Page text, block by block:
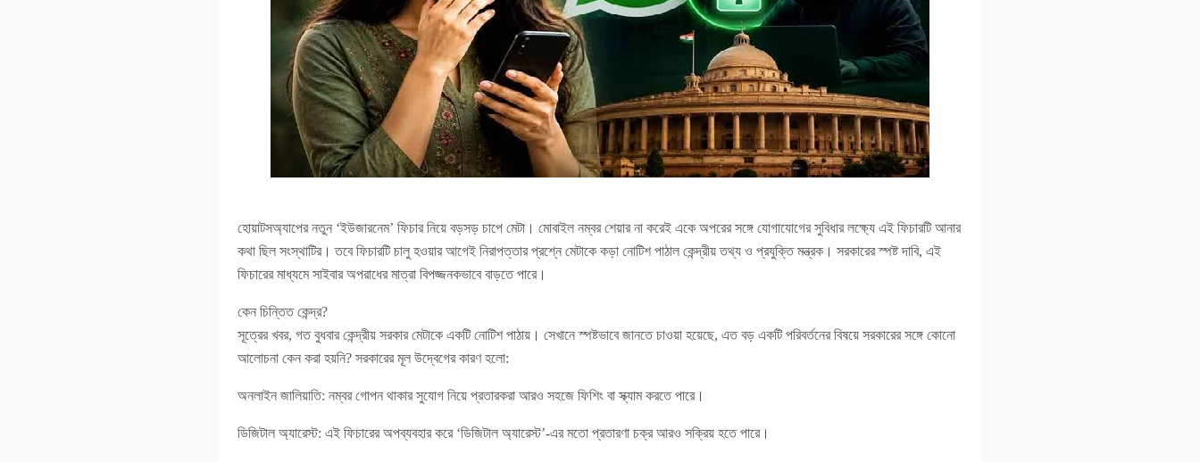
হোয়াটসঅ্যাপের নতুন ‘ইউজারনেম’ ফিচার নিয়ে বড়সড় চাপে মেটা। মোবাইল নম্বর শেয়ার না করেই একে অপরের সঙ্গে যোগাযোগের সুবিধার লক্ষ্যে এই ফিচারটি আনার
কথা ছিল সংস্থাটির। তবে ফিচারটি চালু হওয়ার আগেই নিরাপত্তার প্রশ্নে মেটাকে কড়া নোটিশ পাঠাল কেন্দ্রীয় তথ্য ও প্রযুক্তি মন্ত্রক। সরকারের স্পষ্ট দাবি, এই
ফিচারের মাধ্যমে সাইবার অপরাধের মাত্রা বিপজ্জনকভাবে বাড়তে পারে।
কেন চিন্তিত কেন্দ্র?
সূত্রের খবর, গত বুধবার কেন্দ্রীয় সরকার মেটাকে একটি নোটিশ পাঠায়। সেখানে স্পষ্টভাবে জানতে চাওয়া হয়েছে, এত বড় একটি পরিবর্তনের বিষয়ে সরকারের সঙ্গে কোনো
আলোচনা কেন করা হয়নি? সরকারের মূল উদ্বেগের কারণ হলো:
অনলাইন জালিয়াতি: নম্বর গোপন থাকার সুযোগ নিয়ে প্রতারকরা আরও সহজে ফিশিং বা স্ক্যাম করতে পারে।
ডিজিটাল অ্যারেস্ট: এই ফিচারের অপব্যবহার করে ‘ডিজিটাল অ্যারেস্ট’-এর মতো প্রতারণা চক্র আরও সক্রিয় হতে পারে।